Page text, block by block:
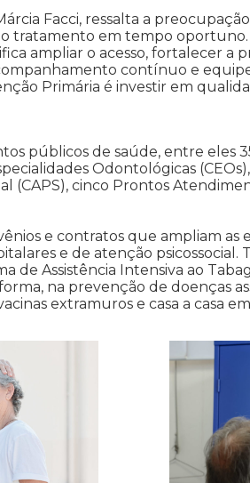
Facci, ressalta a
tratamento em tempo oportuno.
ampliar o acesso, fortalecer
contínuo e
Primária é investir em
públicos de saúde, entre eles
Odontológicas
(CAPS), cinco Prontos
e contratos que ampliam as
e de atenção
de Assistência Intensiva ao
na prevenção de doenças
extramuros e casa a casa